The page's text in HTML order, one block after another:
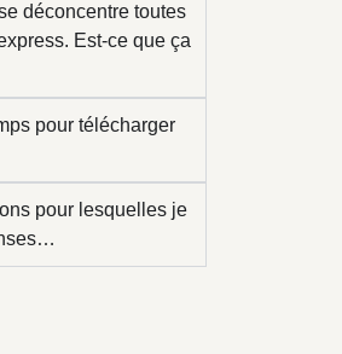
déconcentre toutes
Est-ce que ça
pour télécharger
pour lesquelles je